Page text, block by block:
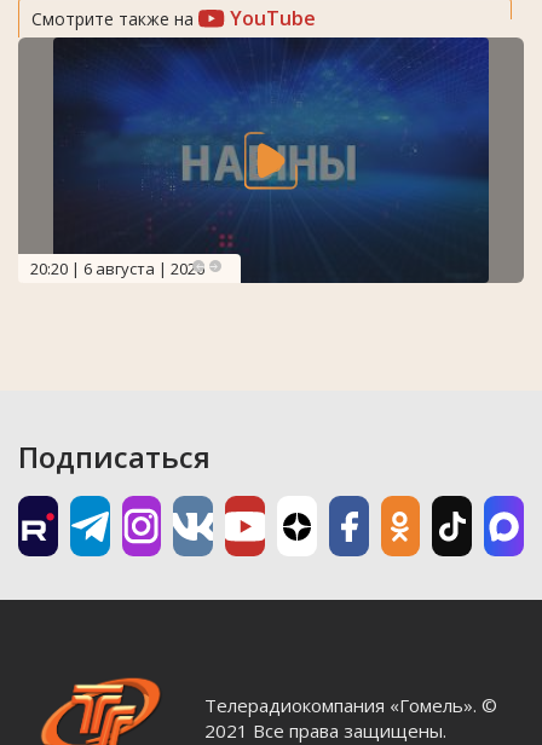
Смотрите также на YouTube
20:20 | 6 августа | 2026
Подписаться
Телерадиокомпания «Гомель». ©
2021 Все права защищены.